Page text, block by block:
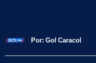
Por: Gol Caracol